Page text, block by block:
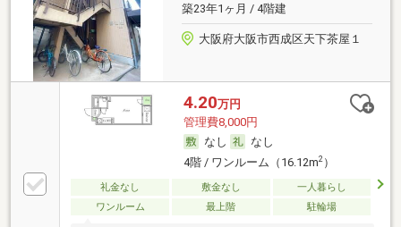
築23年1ヶ月 / 4階建
大阪府大阪市西成区天下茶屋１
4.20万円
管理費8,000円
なし
なし
4階 / ワンルーム（16.12m2）
礼金なし 敷金なし
一人暮らし
ワンルーム
最上階 駐輪場